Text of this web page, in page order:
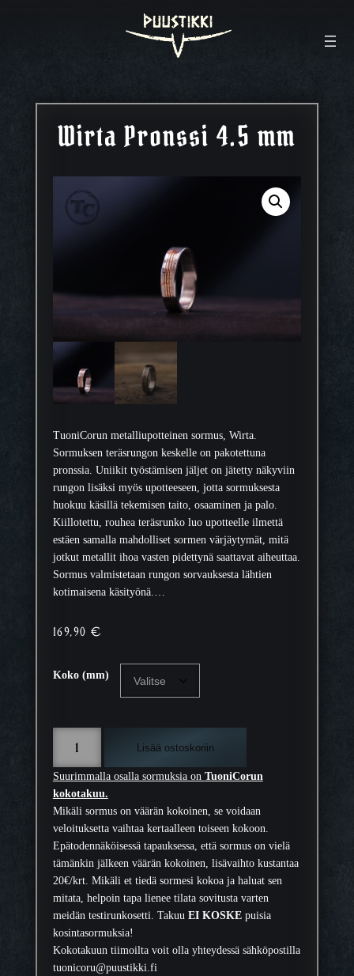
Wirta Pronssi 4.5 mm
TuoniCorun metalliupotteinen sormus, Wirta.
Sormuksen teräsrungon keskelle on pakotettuna
pronssia. Uniikit työstämisen jäljet on jätetty näkyviin
rungon lisäksi myös upotteeseen, jotta sormuksesta
huokuu käsillä tekemisen taito, osaaminen ja palo.
Kiillotettu, rouhea teräsrunko luo upotteelle ilmettä
estäen samalla mahdolliset sormen värjäytymät, mitä
jotkut metallit ihoa vasten pidettynä saattavat aiheuttaa.
Sormus valmistetaan rungon sorvauksesta lähtien
kotimaisena käsityönä.…
169,90€
Koko (mm)
r
t
a
r
o
n
i
4
.
Lisää ostoskoriin
Suurimmalla osalla sormuksia on TuoniCorun
kokotakuu.
Mikäli sormus on väärän kokoinen, se voidaan
veloituksetta vaihtaa kertaalleen toiseen kokoon.
Epätodennäköisessä tapauksessa, että sormus on vielä
tämänkin jälkeen väärän kokoinen, lisävaihto kustantaa
20€/krt. Mikäli et tiedä sormesi kokoa ja haluat sen
mitata, helpoin tapa lienee tilata sovitusta varten
meidän testirunkosetti. Takuu EI KOSKEpuisia
kosintasormuksia!
Kokotakuun tiimoilta voit olla yhteydessä sähköpostilla
tuonicoru@puustikki.fi